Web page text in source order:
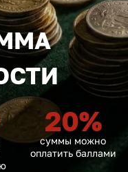
20%
суммы можно
оплатить баллами